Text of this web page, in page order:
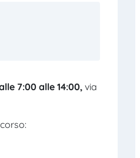
7:00 alle 14:00, via